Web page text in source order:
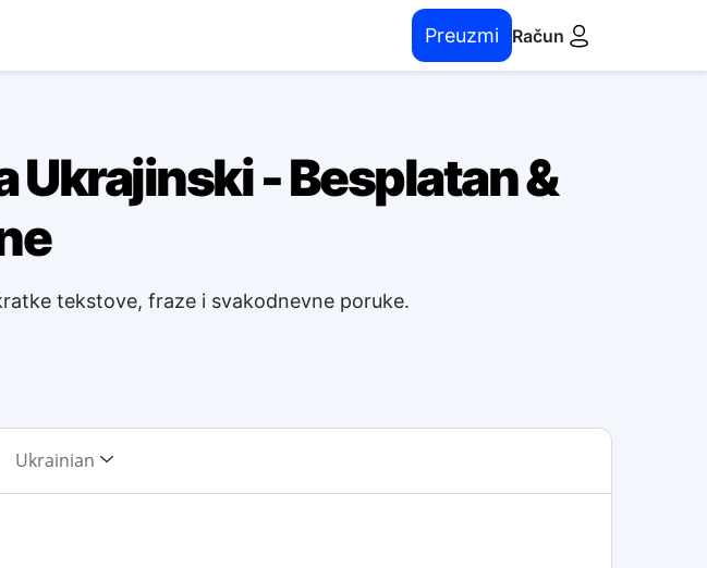
Preuzmi Račun
Ukrajinski - Besplatan &
tekstove, fraze i svakodnevne poruke.
Ukrainian